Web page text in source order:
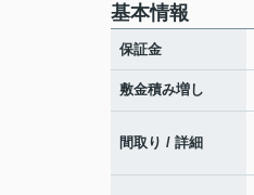
基本情報
保証金
敷金積み増し
間取り / 詳細